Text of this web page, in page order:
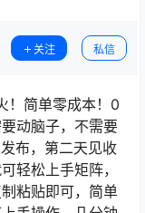
关注 私信
！简单零成本！0
动脑子，不需要
布，第二天见收
轻松上手矩阵，
粘贴即可，简单